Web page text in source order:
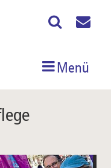
Menü